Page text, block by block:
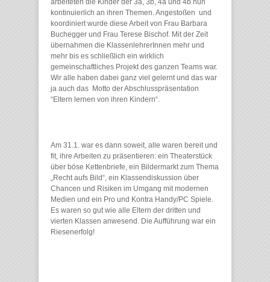
arbeiteten die Kinder der 3a, 3b, 4a und 4b nun
kontinuierlich an ihren Themen. Angestoßen und
koordiniert wurde diese Arbeit von Frau Barbara
Buchegger und Frau Terese Bischof. Mit der Zeit
übernahmen die KlassenlehrerInnen mehr und
mehr bis es schließlich ein wirklich
gemeinschaftliches Projekt des ganzen Teams war.
Wir alle haben dabei ganz viel gelernt und das war
ja auch das Motto der Abschlusspräsentation
“Eltern lernen von ihren Kindern“.
Am 31.1. war es dann soweit, alle waren bereit und
fit, ihre Arbeiten zu präsentieren: ein Theaterstück
über böse Kettenbriefe, ein Bildermarkt zum Thema
„Recht aufs Bild“, ein Klassendiskussion über
Chancen und Risiken im Umgang mit modernen
Medien und ein Pro und Kontra Handy/PC Spiele.
Es waren so gut wie alle Eltern der dritten und
vierten Klassen anwesend. Die Aufführung war ein
Riesenerfolg!